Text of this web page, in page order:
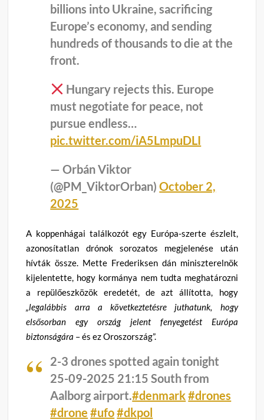
billions into Ukraine, sacrificing
Europe’s economy, and sending
hundreds of thousands to die at the
front.
Hungary rejects this. Europe
must negotiate for peace, not
pursue endless…
pic.twitter.com/iA5LmpuDLI
— Orbán Viktor
(@PM_ViktorOrban)October 2,
2025
A koppenhágai találkozót egy Európa-szerte észlelt,
azonosítatlan drónok sorozatos megjelenése után
hívták össze. Mette Frederiksen dán miniszterelnök
kijelentette, hogy kormánya nem tudta meghatározni
a repülőeszközök eredetét, de azt állította, hogy
„legalábbis arra a következtetésre juthatunk, hogy
elsősorban egy ország jelent fenyegetést Európa
biztonságára – és ez Oroszország”.
2-3 drones spotted again tonight
25-09-2025 21:15 South from
Aalborg airport.#denmark#drones
#drone #ufo#dkpol